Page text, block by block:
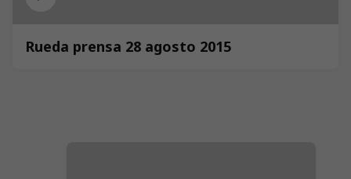
Rueda prensa 28 agosto 2015